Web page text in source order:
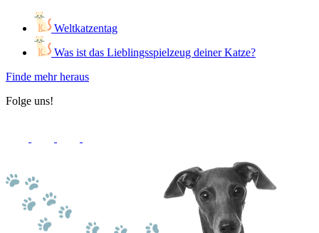
Weltkatzentag
Was ist das Lieblingsspielzeug deiner Katze?
Finde mehr heraus
Folge uns!